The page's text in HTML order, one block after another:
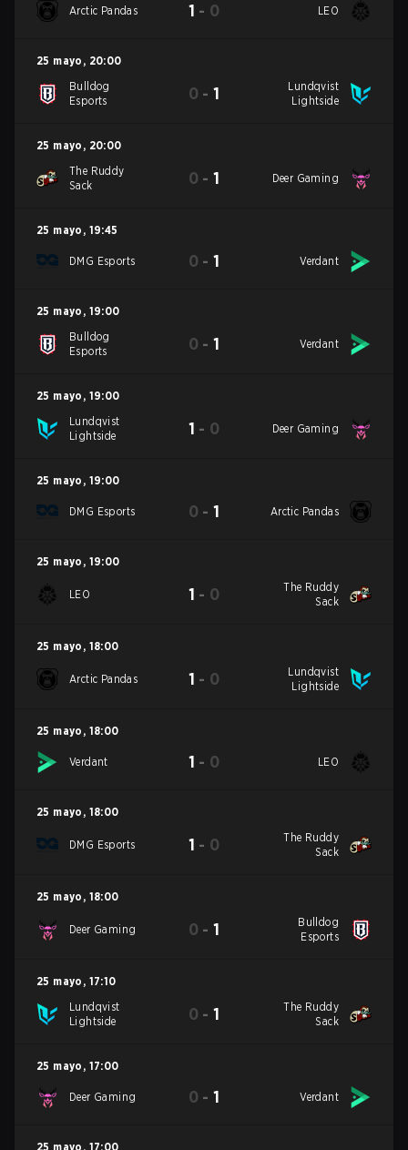
Arctic Pandas 1 - 0 LEO
25 mayo , 20:00
Bulldog
Esports
0 -1
Lundqvist
Lightside
25 mayo , 20:00
The Ruddy
Sack
0 -1 Deer Gaming
25 mayo , 19:45
DMG Esports 0 -1 Verdant
25 mayo , 19:00
Bulldog
Esports
0 -1 Verdant
25 mayo , 19:00
Lundqvist
Lightside
1 - 0 Deer Gaming
25 mayo , 19:00
DMG Esports 0 -1 Arctic Pandas
25 mayo , 19:00
LEO 1 - 0
The Ruddy
Sack
25 mayo , 18:00
Arctic Pandas 1 - 0
Lundqvist
Lightside
25 mayo , 18:00
Verdant 1 - 0 LEO
25 mayo , 18:00
DMG Esports 1 - 0
The Ruddy
Sack
25 mayo , 18:00
Deer Gaming 0 -1
Bulldog
Esports
25 mayo , 17:10
Lundqvist
Lightside
0 -1
The Ruddy
Sack
25 mayo , 17:00
Deer Gaming 0 -1 Verdant
25 mayo , 17:00